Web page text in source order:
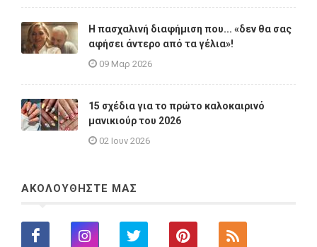
Η πασχαλινή διαφήμιση που... «δεν θα σας
αφήσει άντερο από τα γέλια»!
09 Μαρ 2026
15 σχέδια για το πρώτο καλοκαιρινό
μανικιούρ του 2026
02 Ιουν 2026
ΑΚΟΛΟΥΘΗΣΤΕ ΜΑΣ